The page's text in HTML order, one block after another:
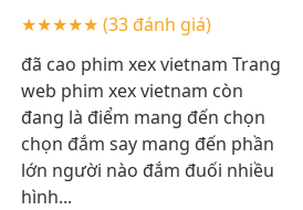
★★★★★ (33 đánh giá)
đã cao phim xex vietnam Trang
web phim xex vietnam còn
đang là điểm mang đến chọn
chọn đắm say mang đến phần
lớn người nào đắm đuối nhiều
hình...